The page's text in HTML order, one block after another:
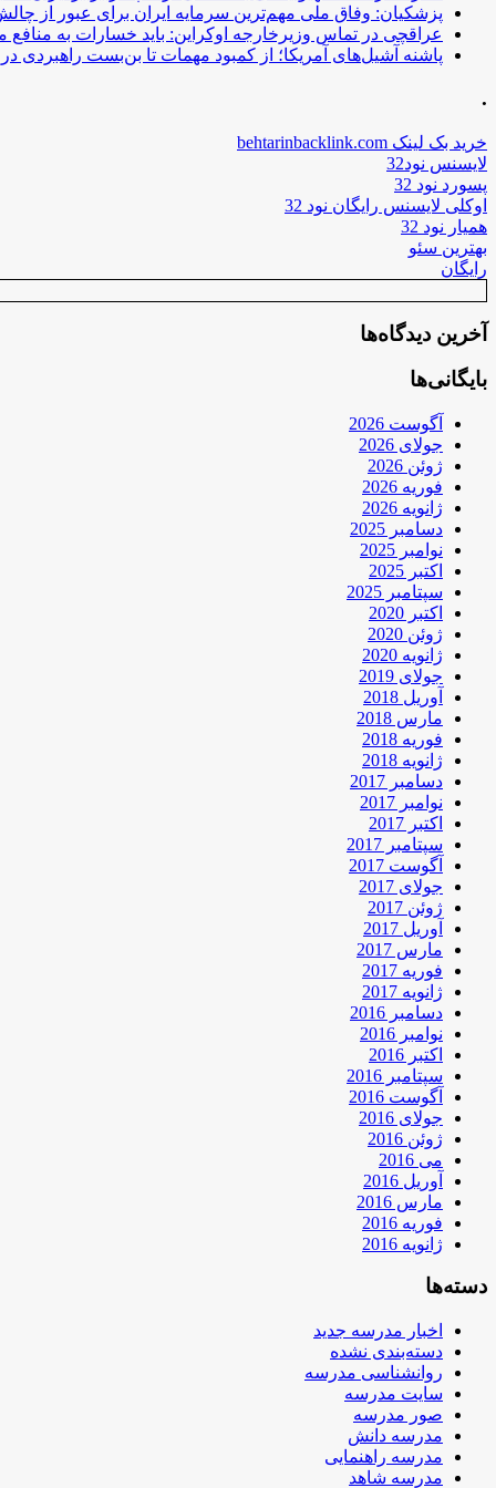
پزشکیان: وفاق ملی مهم‌ترین سرمایه ایران برای عبور از
عراقچی در تماس وزیرخارجه اوکراین: باید خسارات به منافع
پاشنه آشیل‌های آمریکا؛ از کمبود مهمات تا بن‌بست راهبردی در
.
خرید بک لینک behtarinbacklink.com
لایسنس نود32
پسورد نود 32
اوکلی لایسنس رایگان نود 32
همیار نود 32
بهترین سئو
رایگان
آخرین دیدگاه‌ها
بایگانی‌ها
آگوست 2026
جولای 2026
ژوئن 2026
فوریه 2026
ژانویه 2026
دسامبر 2025
نوامبر 2025
اکتبر 2025
سپتامبر 2025
اکتبر 2020
ژوئن 2020
ژانویه 2020
جولای 2019
آوریل 2018
مارس 2018
فوریه 2018
ژانویه 2018
دسامبر 2017
نوامبر 2017
اکتبر 2017
سپتامبر 2017
آگوست 2017
جولای 2017
ژوئن 2017
آوریل 2017
مارس 2017
فوریه 2017
ژانویه 2017
دسامبر 2016
نوامبر 2016
اکتبر 2016
سپتامبر 2016
آگوست 2016
جولای 2016
ژوئن 2016
می 2016
آوریل 2016
مارس 2016
فوریه 2016
ژانویه 2016
دسته‌ها
اخبار مدرسه جدید
دسته‌بندی نشده
روانشناسی مدرسه
سایت مدرسه
صور مدرسه
مدرسه دانش
مدرسه راهنمایی
مدرسه شاهد